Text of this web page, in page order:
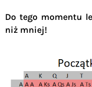
Do tego momentu
niż mniej!